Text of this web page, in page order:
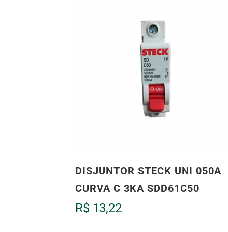
DISJUNTOR STECK UNI 050A
CURVA C 3KA SDD61C50
R$ 13,22